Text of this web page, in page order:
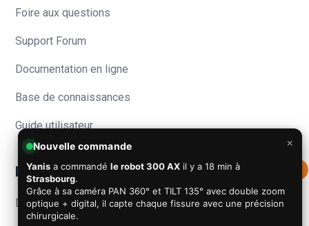
Foire aux questions
Support Forum
Documentation en ligne
Base de connaissances
Guide utilisateur
Informations
Devenir revendeur
×
Nouvelle commande
Yanisa commandé le robot 300 AXil y a 18 min à
Strasbourg.
Grâce à sa caméra PAN 360° et TILT 135° avec double zoom
optique + digital, il capte chaque fissure avec une précision
chirurgicale.